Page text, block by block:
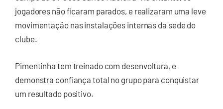
jogadores não ficaram parados, e realizaram uma leve
movimentação nas instalações internas da sede do
clube.
Pimentinha tem treinado com desenvoltura, e
demonstra confiança total no grupo para conquistar
um resultado positivo.